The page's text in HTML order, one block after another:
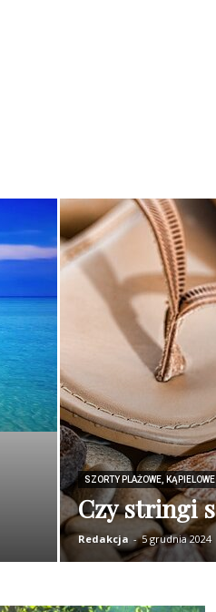
SZORTY PLAŻOWE, KĄPIELOWE
Czy stringi
Redakcja - 5 grudnia 2024